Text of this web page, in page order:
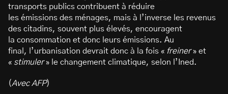
transports publics contribuent à réduire
les émissions des ménages, mais à l’inverse les revenus
des citadins, souvent plus élevés, encouragent
la consommation et donc leurs émissions. Au
final, l’urbanisation devrait donc à la fois « freiner» et
« stimuler» le changement climatique, selon l’Ined.
(Avec AFP)